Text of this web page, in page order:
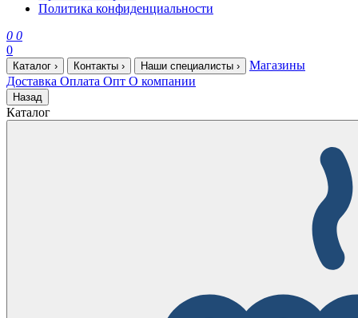
Политика конфиденциальности
0 0
0
Каталог › Контакты › Наши специалисты ›
Магазины
Доставка Оплата Опт О компании
Назад
Каталог